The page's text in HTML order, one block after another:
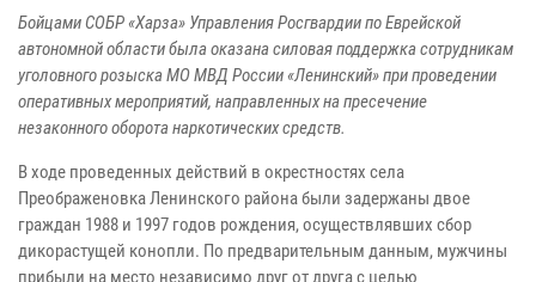
Бойцами СОБР «Харза» Управления Росгвардии по Еврейской
автономной области была оказана силовая поддержка сотрудникам
уголовного розыска МО МВД России «Ленинский» при проведении
оперативных мероприятий, направленных на пресечение
незаконного оборота наркотических средств.
В ходе проведенных действий в окрестностях села
Преображеновка Ленинского района были задержаны двое
граждан 1988 и 1997 годов рождения, осуществлявших сбор
дикорастущей конопли. По предварительным данным, мужчины
прибыли на место независимо друг от друга с целью